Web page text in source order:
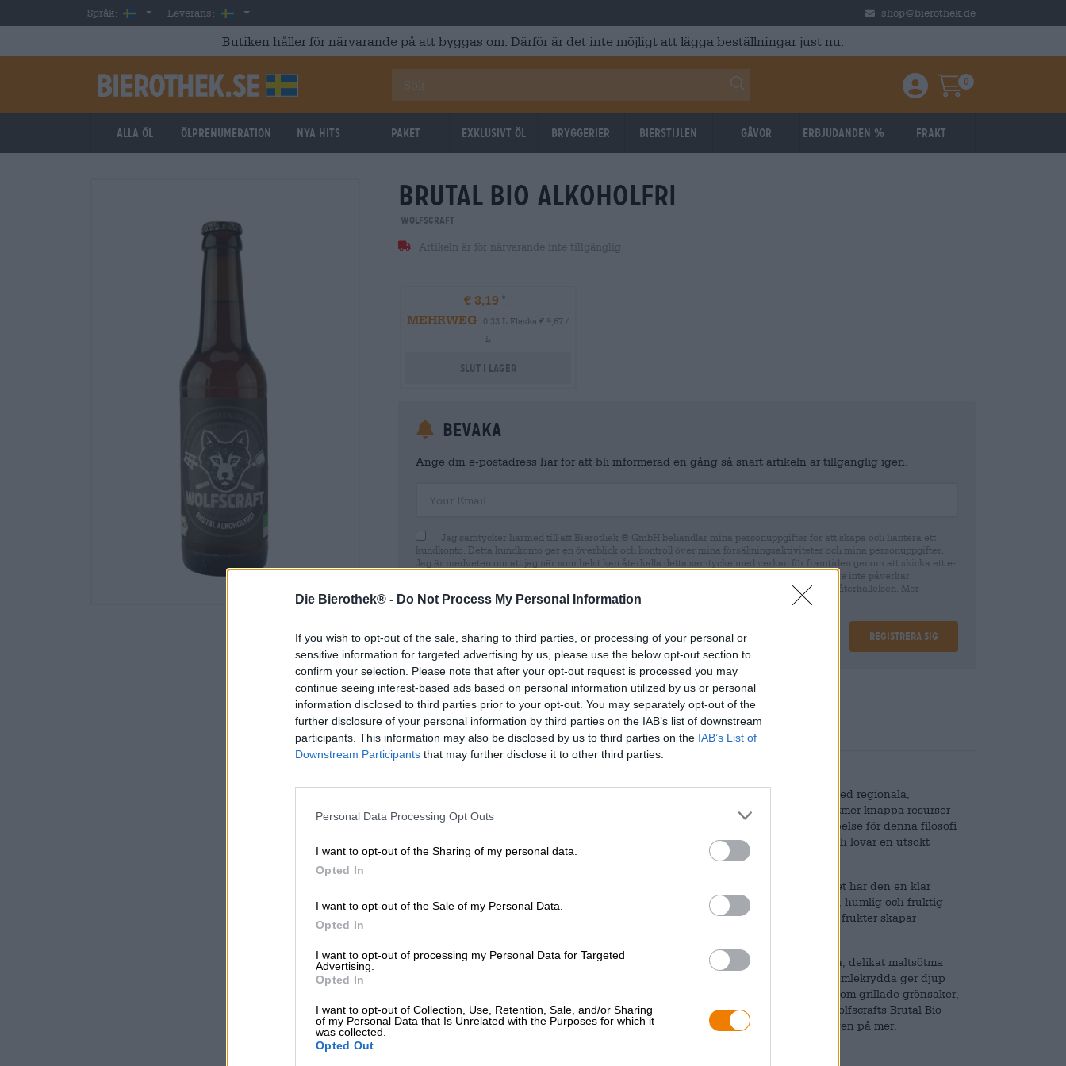
Die Bierothek® - Do Not Process My Personal Information
If you wish to opt-out of the sale, sharing to third parties, or processing of your personal or
sensitive information for targeted advertising by us, please use the below opt-out section to
confirm your selection. Please note that after your opt-out request is processed you may
continue seeing interest-based ads based on personal information utilized by us or personal
information disclosed to third parties prior to your opt-out. You may separately opt-out of the
further disclosure of your personal information by third parties on the IAB’s list of downstream
participants. This information may also be disclosed by us to third parties on the IAB’s List of
Downstream Participants that may further disclose it to other third parties.
Personal Data Processing Opt Outs
I want to opt-out of the Sharing of my personal data.
Opted In
I want to opt-out of the Sale of my Personal Data.
Opted In
I want to opt-out of processing my Personal Data for Targeted
Advertising.
Opted In
I want to opt-out of Collection, Use, Retention, Sale, and/or Sharing
of my Personal Data that Is Unrelated with the Purposes for which it
was collected.
Opted Out
Skip to main content
Språk: SwedishLeverans: Sverige shop@bierothek.de
Butiken håller för närvarande på att byggas om. Därför är det inte möjligt att lägga beställningar just nu.
Einloggen / Anmelden
Warenkorb
0
Alla öl ölprenumeration Nya hits Paket Exklusivt Öl Bryggerier Bierstijlen Gåvor Erbjudanden % Frakt
brutal bio alkoholfri
Wolfscraft
Artikeln är för närvarande inte tillgänglig
€ 3,19
MEHRWEG
0,33 L Flaska € 9,67 /
L
Slut i lager
Bevaka
Ange din e-postadress här för att bli informerad en gång så snart artikeln är tillgänglig igen.
Jag samtycker härmed till att Bierothek ® GmbH behandlar mina personuppgifter för att skapa och hantera ett
kundkonto. Detta kundkonto ger en överblick och kontroll över mina försäljningsaktiviteter och mina personuppgifter.
Jag är medveten om att jag när som helst kan återkalla detta samtycke med verkan för framtiden genom att skicka ett e-
postmeddelande till shop@bierothek.de. Vi informerar dig om att återkallandet av ditt samtycke inte påverkar
lagligheten av den behandling som utförs på grundval av ditt samtycke fram till tidpunkten för återkallelsen. Mer
information finns i vårdataskyddsdeklaration
Registrera sig
* Priserna inkluderar lagstadgad moms. PlusFraktplusInsättning€ 0,08
Beskrivning Information Recensioner(0)
Wolfscraft-bryggeriet står för kompromisslöst hantverk och hållbar bryggning. Med regionala,
ekologiskt odlade råvaror och ett respektfullt förhållningssätt till naturen och alltmer knappa resurser
visar det att fin öl och miljömedvetenhet kan gå hand i hand. Varje bryggeriskapelse för denna filosofi
ut i världen. Brutal Bio Alcohol-Free är en del av deras lilla men fina sortiment och lovar en utsökt
ölupplevelse – nästan helt utan alkohol.
Denna pale ale har en fyllig smak med en alkoholhalt på mindre än 0,5 %. I glaset har den en klar
gyllene nyans och ett krämigt, finporigt skum. Vid första doften avslöjas en frisk, humlig och fruktig
arom: aromer av citrus, gröna äpplen, kryddiga örter och en antydan av exotiska frukter skapar
I gommen imponerar Brutal Bio Alcohol-Free med en behagligt balanserad beska, delikat maltsötma
och en uppfriskande fyllighet. De fruktiga tonerna fortsätter, medan en subtil humlekrydda ger djup
och spänning. Denna lätta, uppfriskande öl passar utmärkt till medelhavsrätter som grillade grönsaker,
sallader eller vitt kött, men harmoniserar även med milda fisk- och fågelrätter. Wolfscrafts Brutal Bio
Alcohol-Free är en allsidig mousserande, aromatisk njutning som lämnar dig sugen på mer.